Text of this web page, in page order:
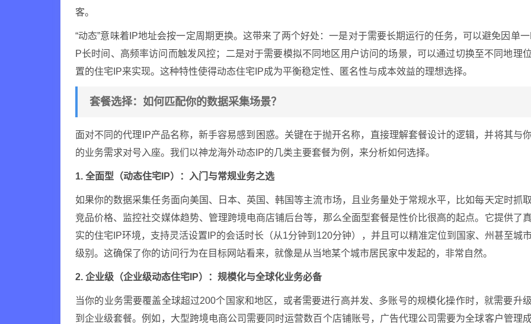
客。
“动态”意味着IP地址会按一定周期更换。这带来了两个好处：一是对于需要长期运行的任务，可以避免因单一I
P长时间、高频率访问而触发风控；二是对于需要模拟不同地区用户访问的场景，可以通过切换至不同地理位
置的住宅IP来实现。这种特性使得动态住宅IP成为平衡稳定性、匿名性与成本效益的理想选择。
套餐选择：如何匹配你的数据采集场景？
面对不同的代理IP产品名称，新手容易感到困惑。关键在于抛开名称，直接理解套餐设计的逻辑，并将其与
的业务需求对号入座。我们以神龙海外动态IP的几类主要套餐为例，来分析如何选择。
1. 全面型（动态住宅IP）：入门与常规业务之选
如果你的数据采集任务面向美国、日本、英国、韩国等主流市场，且业务量处于常规水平，比如每天定时抓取
竞品价格、监控社交媒体趋势、管理跨境电商店铺后台等，那么全面型套餐是性价比很高的起点。它提供了真
实的住宅IP环境，支持灵活设置IP的会话时长（从1分钟到120分钟），并且可以精准定位到国家、州甚至城
级别。这确保了你的访问行为在目标网站看来，就像是从当地某个城市居民家中发起的，非常自然。
2. 企业级（企业级动态住宅IP）：规模化与全球化业务必备
当你的业务需要覆盖全球超过200个国家和地区，或者需要进行高并发、多账号的规模化操作时，就需要升级
到企业级套餐。例如，大型跨境电商公司需要同时运营数百个店铺账号，广告代理公司需要为全球客户管理